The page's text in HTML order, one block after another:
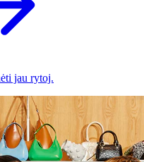
jau rytoj.